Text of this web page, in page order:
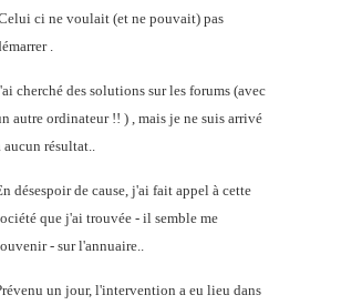
ci ne voulait (et ne pouvait) pas
.
cherché des solutions sur les forums (avec
autre ordinateur !! ) , mais je ne suis arrivé
aucun résultat..
désespoir de cause, j'ai fait appel à cette
que j'ai trouvée - il semble me
- sur l'annuaire..
un jour, l'intervention a eu lieu dans